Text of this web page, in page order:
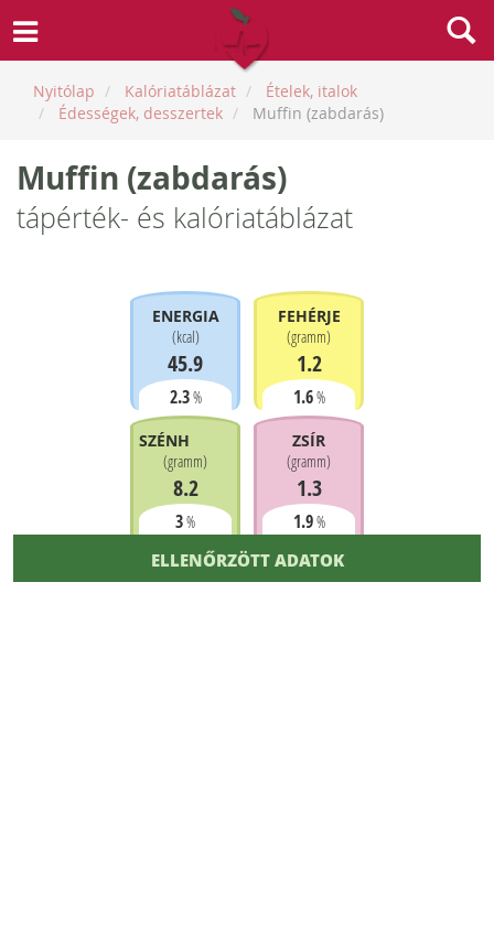
Nyitólap Kalóriatáblázat
Ételek, italok
Édességek, desszertek
Muffin (zabdarás)
Muffin (zabdarás)
tápérték- és kalóriatáblázat
ENERGIA
(kcal)
45.9
2.3%
FEHÉRJE
(gramm)
1.2
1.6%
SZÉNHIDRÁT
(gramm)
8.2
3%
ZSÍR
(gramm)
1.3
1.9%
ELLENŐRZÖTT ADATOK